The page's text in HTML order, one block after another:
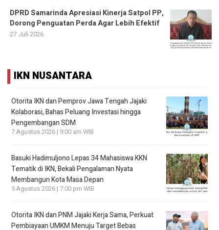
DPRD Samarinda Apresiasi Kinerja Satpol PP,
Dorong Penguatan Perda Agar Lebih Efektif
27 Juli 2026
IKN NUSANTARA
Otorita IKN dan Pemprov Jawa Tengah Jajaki
Kolaborasi, Bahas Peluang Investasi hingga
Pengembangan SDM
7 Agustus 2026 | 9:00 am WIB
Basuki Hadimuljono Lepas 34 Mahasiswa KKN
Tematik di IKN, Bekali Pengalaman Nyata
Membangun Kota Masa Depan
5 Agustus 2026 | 7:00 pm WIB
Otorita IKN dan PNM Jajaki Kerja Sama, Perkuat
Pembiayaan UMKM Menuju Target Bebas